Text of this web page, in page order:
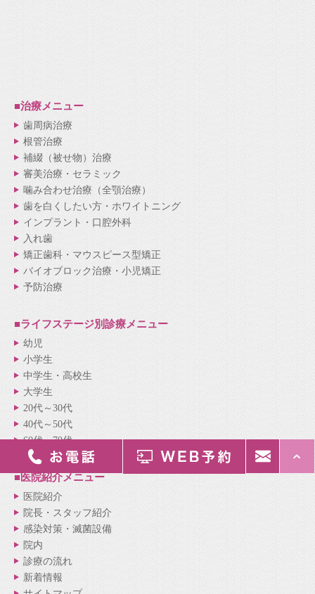
■治療メニュー
歯周病治療
根管治療
補綴（被せ物）治療
審美治療・セラミック
噛み合わせ治療（全顎治療）
歯を白くしたい方・ホワイトニング
インプラント・口腔外科
入れ歯
矯正歯科・マウスピース型矯正
バイオブロック治療・小児矯正
予防治療
■ライフステージ別診療メニュー
幼児
小学生
中学生・高校生
大学生
20代～30代
40代～50代
60代～70代
■医院紹介メニュー
医院紹介
院長・スタッフ紹介
感染対策・滅菌設備
院内
診療の流れ
新着情報